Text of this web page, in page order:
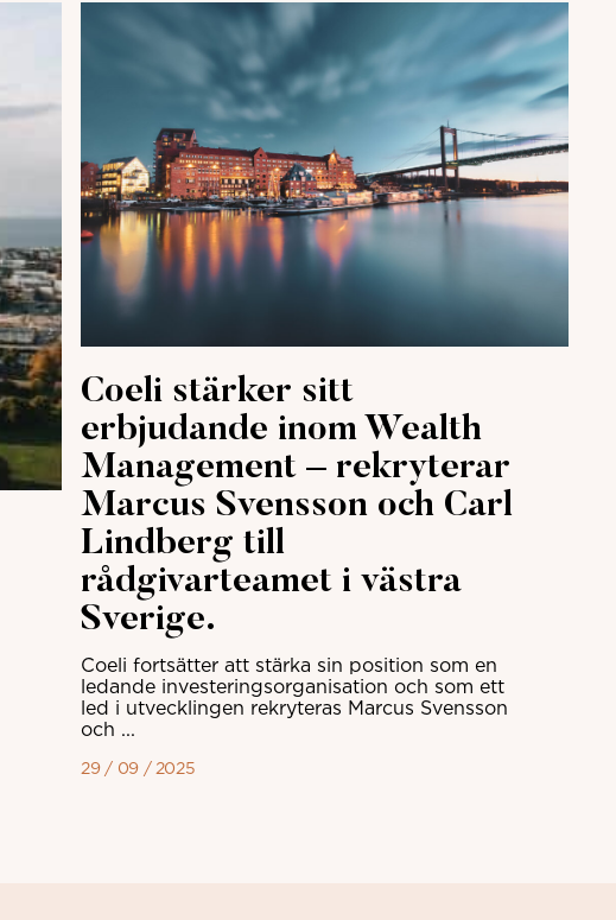
Coeli stärker sitt
erbjudande inom Wealth
Management – rekryterar
Marcus Svensson och Carl
Lindberg till
rådgivarteamet i västra
Sverige.
Coeli fortsätter att stärka sin position som en
ledande investeringsorganisation och som ett
led i utvecklingen rekryteras Marcus Svensson
och ...
29 / 09 / 2025